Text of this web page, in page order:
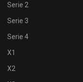
Serie 2
Serie 3
Serie 4
X1
X2